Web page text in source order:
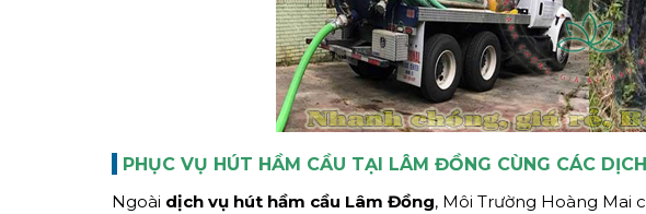
PHỤC VỤ HÚT HẦM CẦU TẠI LÂM ĐỒNG CÙNG CÁC
Ngoài dịch vụ hút hầm cầu Lâm Đồng, Môi Trường Hoàng Mai